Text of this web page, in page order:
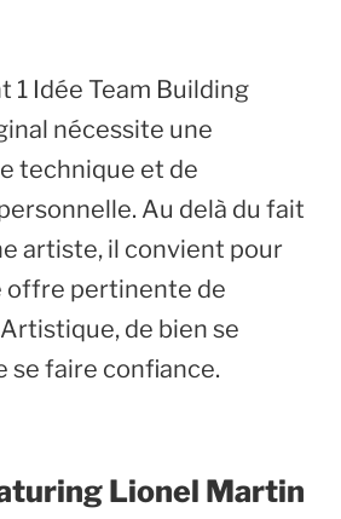
1 Idée Team Building
nécessite une
technique et de
Au delà du fait
artiste, il convient pour
offre pertinente de
de bien se
se faire confiance.
Lionel Martin